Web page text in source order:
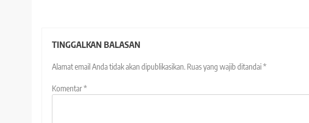
TINGGALKAN BALASAN
Alamat email Anda tidak akan dipublikasikan. Ruas yang wajib ditandai*
Komentar*